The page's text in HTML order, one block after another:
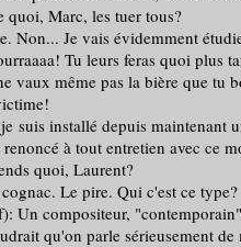
Marc, les tuer tous?
Je vais évidemment étudier
Tu leurs feras quoi plus tard
même pas la bière que tu
installé depuis maintenant une
à tout entretien avec ce
quoi, Laurent?
Le pire. Qui c'est ce type?
Un compositeur,
qu'on parle sérieusement